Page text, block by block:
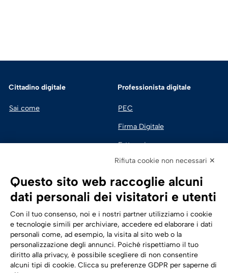
Cittadino digitale
Sai come
Professionista digitale
PEC
Firma Digitale
Fatturazione
Sicurezza Digitale
Cloud
Trasformazione digitale
Energia
Seguici su:
Rifiuta cookie non necessari ✕
Questo sito web raccoglie alcuni
dati personali dei visitatori e utenti
Con il tuo consenso, noi e i nostri partner utilizziamo i cookie
e tecnologie simili per archiviare, accedere ed elaborare i dati
personali come, ad esempio, la visita al sito web o la
personalizzazione degli annunci. Poiché rispettiamo il tuo
diritto alla privacy, è possibile scegliere di non consentire
alcuni tipi di cookie. Clicca su preferenze GDPR per saperne di